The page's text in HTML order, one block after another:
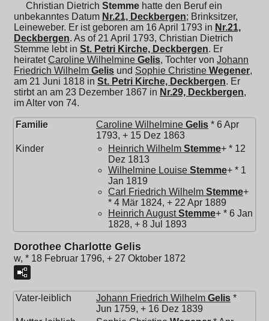
Christian Dietrich Stemme hatte den Beruf ein
unbekanntes Datum Nr.21, Deckbergen; Brinksitzer,
Leineweber. Er ist geboren am 16 April 1793 in Nr.21,
Deckbergen. As of 21 April 1793, Christian Dietrich
Stemme lebt in St. Petri Kirche, Deckbergen. Er
heiratetCaroline Wilhelmine Gelis, Tochter von Johann
Friedrich Wilhelm Gelis und Sophie Christine Wegener,
am 21 Juni 1818 in St. Petri Kirche, Deckbergen. Er
stirbt an am 23 Dezember 1867 in Nr.29, Deckbergen,
im Alter von 74.
Familie Caroline Wilhelmine Gelis * 6 Apr
1793, + 15 Dez 1863
Kinder
Heinrich Wilhelm Stemme+ * 12
Dez 1813
Wilhelmine Louise Stemme+ * 1
Jan 1819
Carl Friedrich Wilhelm Stemme+
* 4 Mär 1824, + 22 Apr 1889
Heinrich August Stemme+ * 6 Jan
1828, + 8 Jul 1893
Dorothee Charlotte Gelis
w, * 18 Februar 1796, + 27 Oktober 1872
Vater-leiblich Johann Friedrich Wilhelm Gelis *
Jun 1759, + 16 Dez 1839